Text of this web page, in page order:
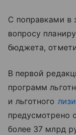
С поправками в
вопросу
бюджета,
В первой
программ
и льготного
предусмотрено
более 37 млрд